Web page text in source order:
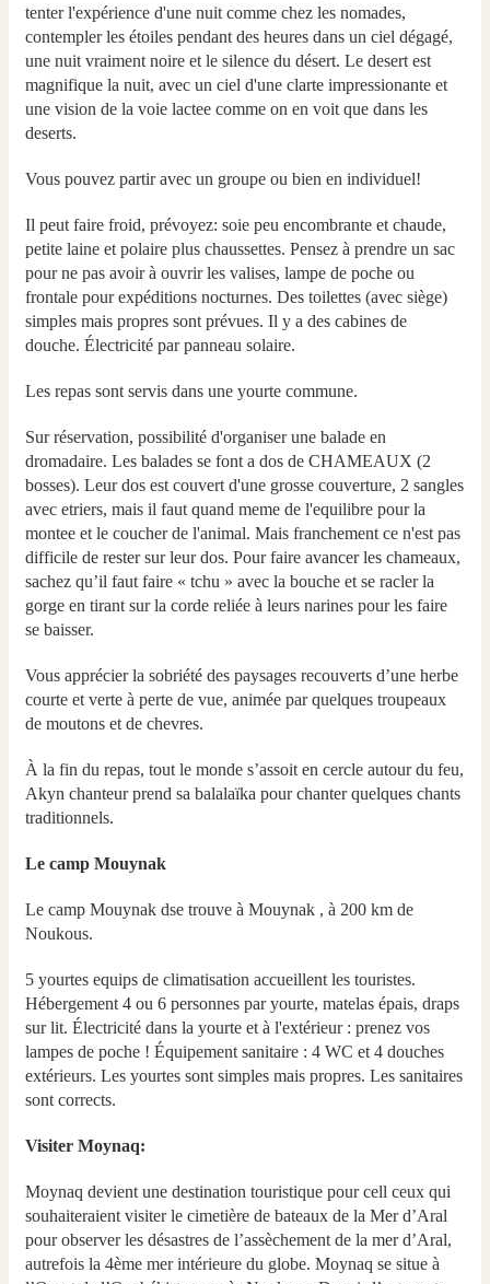
tenter l'expérience d'une nuit comme chez les nomades,
contempler les étoiles pendant des heures dans un ciel dégagé,
une nuit vraiment noire et le silence du désert. Le desert est
magnifique la nuit, avec un ciel d'une clarte impressionante et
une vision de la voie lactee comme on en voit que dans les
deserts.
Vous pouvez partir avec un groupe ou bien en individuel!
Il peut faire froid, prévoyez: soie peu encombrante et chaude,
petite laine et polaire plus chaussettes. Pensez à prendre un sac
pour ne pas avoir à ouvrir les valises, lampe de poche ou
frontale pour expéditions nocturnes. Des toilettes (avec siège)
simples mais propres sont prévues. Il y a des cabines de
douche. Électricité par panneau solaire.
Les repas sont servis dans une yourte commune.
Sur réservation, possibilité d'organiser une balade en
dromadaire. Les balades se font a dos de CHAMEAUX (2
bosses). Leur dos est couvert d'une grosse couverture, 2 sangles
avec etriers, mais il faut quand meme de l'equilibre pour la
montee et le coucher de l'animal. Mais franchement ce n'est pas
difficile de rester sur leur dos. Pour faire avancer les chameaux,
sachez qu’il faut faire « tchu » avec la bouche et se racler la
gorge en tirant sur la corde reliée à leurs narines pour les faire
se baisser.
Vous apprécier la sobriété des paysages recouverts d’une herbe
courte et verte à perte de vue, animée par quelques troupeaux
de moutons et de chevres.
À la fin du repas, tout le monde s’assoit en cercle autour du feu,
Akyn chanteur prend sa balalaïka pour chanter quelques chants
traditionnels.
Le camp Mouynak
Le camp Mouynak dse trouve à Mouynak , à 200 km de
Noukous.
5 yourtes equips de climatisation accueillent les touristes.
Hébergement 4 ou 6 personnes par yourte, matelas épais, draps
sur lit. Électricité dans la yourte et à l'extérieur : prenez vos
lampes de poche ! Équipement sanitaire : 4 WC et 4 douches
extérieurs. Les yourtes sont simples mais propres. Les sanitaires
sont corrects.
Visiter Moynaq:
Moynaq devient une destination touristique pour cell ceux qui
souhaiteraient visiter le cimetière de bateaux de la Mer d’Aral
pour observer les désastres de l’assèchement de la mer d’Aral,
autrefois la 4ème mer intérieure du globe. Moynaq se situe à